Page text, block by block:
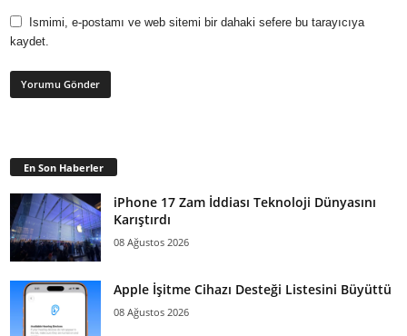
Ismimi, e-postamı ve web sitemi bir dahaki sefere bu tarayıcıya
kaydet.
En Son Haberler
iPhone 17 Zam İddiası Teknoloji Dünyasını
Karıştırdı
08 Ağustos 2026
Apple İşitme Cihazı Desteği Listesini Büyüttü
08 Ağustos 2026